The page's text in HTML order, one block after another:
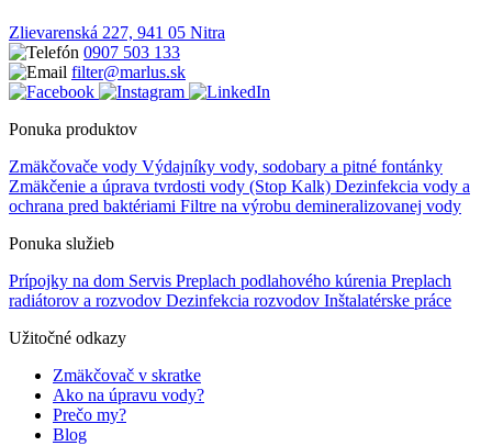
Zlievarenská 227, 941 05 Nitra
0907 503 133
filter@marlus.sk
Ponuka produktov
Zmäkčovače vody Výdajníky vody, sodobary a pitné fontánky
Zmäkčenie a úprava tvrdosti vody (Stop Kalk) Dezinfekcia vody a
ochrana pred baktériami Filtre na výrobu demineralizovanej vody
Ponuka služieb
Prípojky na dom Servis Preplach podlahového kúrenia Preplach
radiátorov a rozvodov Dezinfekcia rozvodov Inštalatérske práce
Užitočné odkazy
Zmäkčovač v skratke
Ako na úpravu vody?
Prečo my?
Blog